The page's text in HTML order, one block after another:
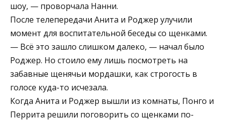
шоу, — проворчала Нанни.
После телепередачи Анита и Роджер улучили
момент для воспитательной беседы со щенками.
— Всё это зашло слишком далеко, — начал было
Роджер. Но стоило ему лишь посмотреть на
забавные щенячьи мордашки, как строгость в
голосе куда-то исчезала.
Когда Анита и Роджер вышли из комнаты, Понго и
Перрита решили поговорить со щенками по-